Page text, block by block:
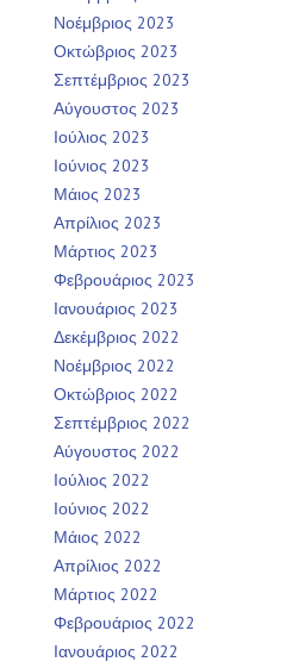
Νοέμβριος 2023
Οκτώβριος 2023
Σεπτέμβριος 2023
Αύγουστος 2023
Ιούλιος 2023
Ιούνιος 2023
Μάιος 2023
Απρίλιος 2023
Μάρτιος 2023
Φεβρουάριος 2023
Ιανουάριος 2023
Δεκέμβριος 2022
Νοέμβριος 2022
Οκτώβριος 2022
Σεπτέμβριος 2022
Αύγουστος 2022
Ιούλιος 2022
Ιούνιος 2022
Μάιος 2022
Απρίλιος 2022
Μάρτιος 2022
Φεβρουάριος 2022
Ιανουάριος 2022